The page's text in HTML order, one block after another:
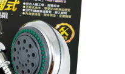
AFTEE先享後付」服務完成之交
，並將交易相關給付款項請求債
址：
運費
費